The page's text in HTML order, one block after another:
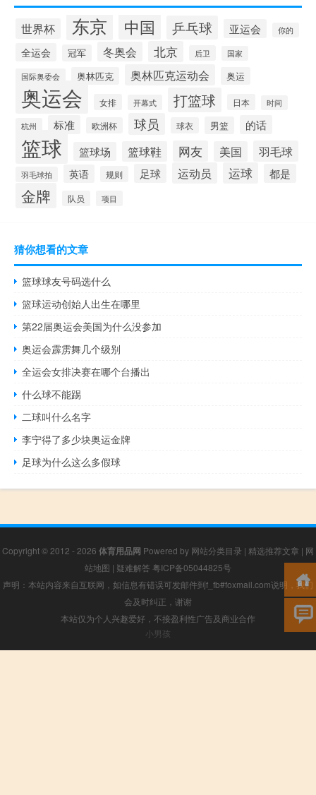
世界杯 东京 中国 乒乓球 亚运会 你的
全运会 冠军 冬奥会 北京 后卫 国家
国际奥委会 奥林匹克 奥林匹克运动会 奥运
奥运会 女排 开幕式 打篮球 日本 时间
杭州 标准 欧洲杯 球员 球衣 男篮 的话
篮球 篮球场 篮球鞋 网友 美国 羽毛球
羽毛球拍 英语 规则 足球 运动员 运球 都是
金牌 队员 项目
猜你想看的文章
篮球球友号码选什么
篮球运动创始人出生在哪里
第22届奥运会美国为什么没参加
奥运会霹雳舞几个级别
全运会女排决赛在哪个台播出
什么球不能踢
二球叫什么名字
李宁得了多少块奥运金牌
足球为什么这么多假球
Copyright © 2012 - 2026 体育用品网 Powered by 网站分类目录 | 精选推荐文章 | 网
站地图 | 疑难解答 粤ICP备05044825号
声明：本站内容来自互联网，如信息有错误可发邮件到f_fb#foxmail.com说明，我们
会及时纠正，谢谢
本站仅为个人兴趣爱好，不接盈利性广告及商业合作
小男孩